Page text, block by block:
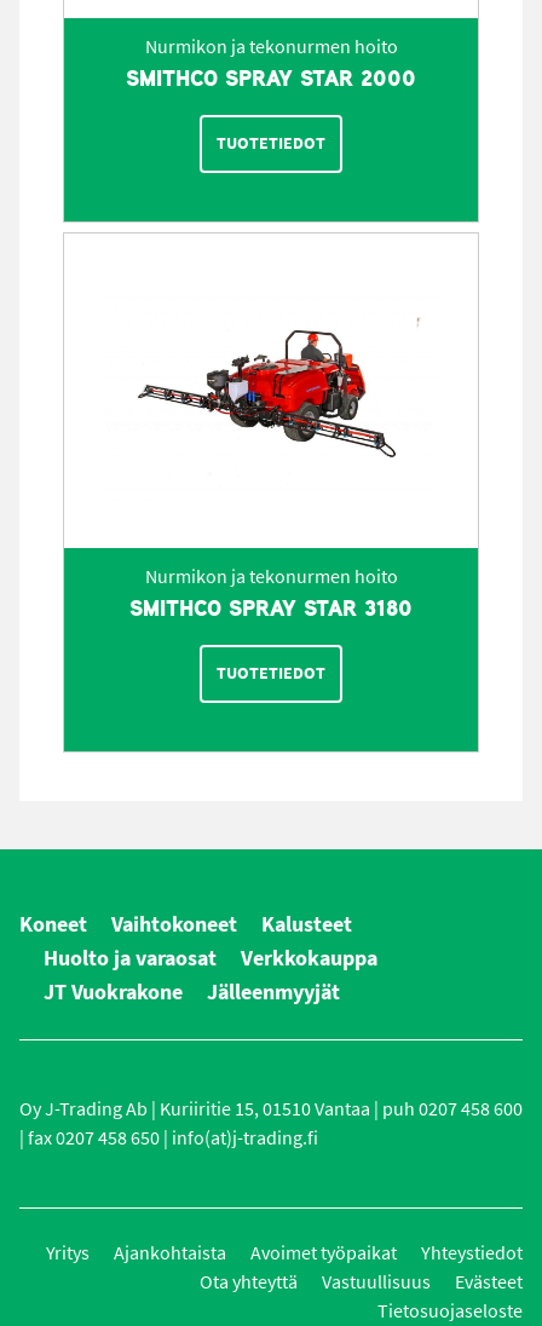
Nurmikon ja tekonurmen hoito
SMITHCO SPRAY STAR 2000
TUOTETIEDOT
Nurmikon ja tekonurmen hoito
SMITHCO SPRAY STAR 3180
TUOTETIEDOT
Koneet Vaihtokoneet
Kalusteet
Huolto ja varaosat
Verkkokauppa
JT Vuokrakone
Jälleenmyyjät
Oy J-Trading Ab | Kuriiritie 15, 01510 Vantaa | puh 0207 458 600
| fax 0207 458 650 | info(at)j-trading.fi
Yritys Ajankohtaista Avoimet työpaikat
Yhteystiedot
Ota yhteyttä
Vastuullisuus
Evästeet
Tietosuojaseloste